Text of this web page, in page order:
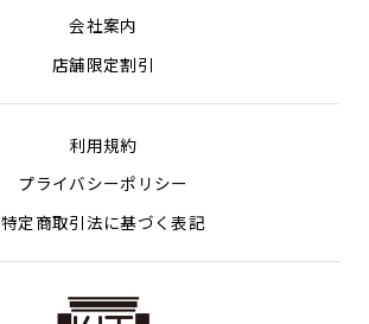
会社案内
店舗限定割引
利用規約
プライバシーポリシー
特定商取引法に基づく表記